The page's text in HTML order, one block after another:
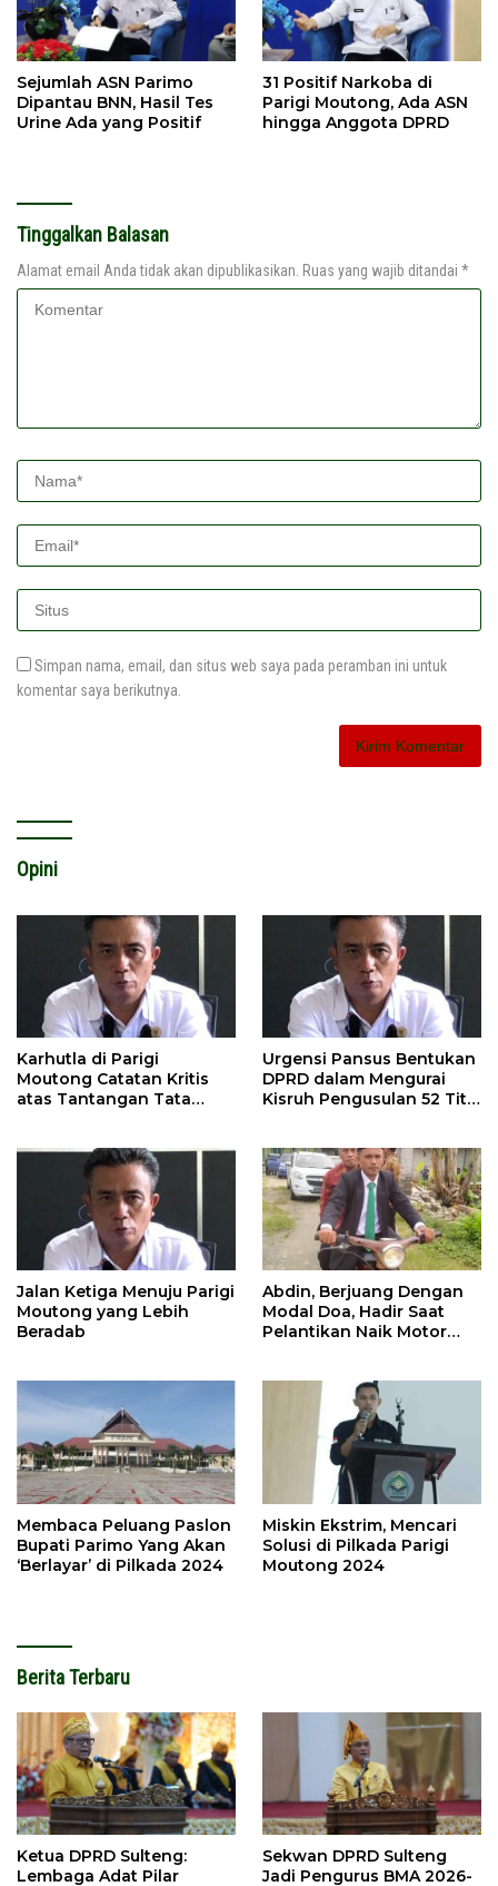
Sejumlah ASN Parimo
Dipantau BNN, Hasil Tes
Urine Ada yang Positif
31 Positif Narkoba di
Parigi Moutong, Ada ASN
hingga Anggota DPRD
Tinggalkan Balasan
Alamat email Anda tidak akan dipublikasikan. Ruas yang wajib ditandai *
Simpan nama, email, dan situs web saya pada peramban ini untuk
komentar saya berikutnya.
Opini
Karhutla di Parigi
Moutong Catatan Kritis
atas Tantangan Tata
Urgensi Pansus Bentukan
DPRD dalam Mengurai
Kisruh Pengusulan 52 Titik
Jalan Ketiga Menuju Parigi
Moutong yang Lebih
Beradab
Abdin, Berjuang Dengan
Modal Doa, Hadir Saat
Pelantikan Naik Motor
Membaca Peluang Paslon
Bupati Parimo Yang Akan
‘Berlayar’ di Pilkada 2024
Miskin Ekstrim, Mencari
Solusi di Pilkada Parigi
Moutong 2024
Berita Terbaru
Ketua DPRD Sulteng:
Lembaga Adat Pilar
Sekwan DPRD Sulteng
Jadi Pengurus BMA 2026-